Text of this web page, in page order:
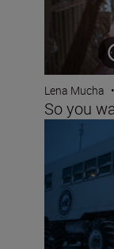
Lena Mucha •
So you
How